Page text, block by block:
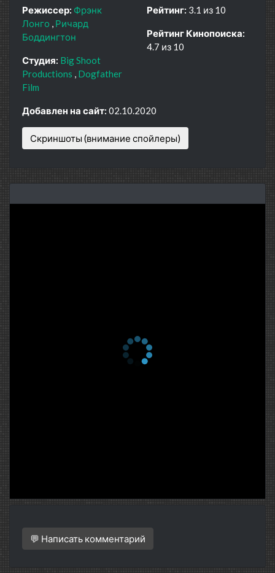
Режиссер: Фрэнк
Лонго
Ричард
Боддингтон
Студия: Big Shoot
Productions
Dogfather
Film
Рейтинг: 3.1 из 10
Рейтинг Кинопоиска:
4.7 из 10
Добавлен на сайт: 02.10.2020
Скриншоты (внимание спойлеры)
💬 Написать комментарий